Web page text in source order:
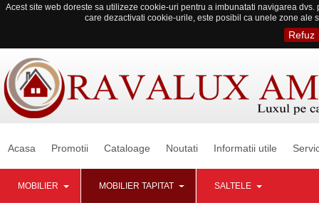
Acest site web doreste sa utilizeze cookie-uri pentru a imbunatati navigarea
care dezactivati cookie-urile, este posibil ca unele zone ale
Refuz
Acasa Promotii Cataloage Noutati Informatii utile
MOBILIER MOBILIER TAPITAT SALTELE